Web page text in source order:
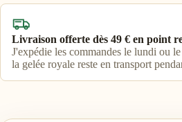
Livraison offerte dès 49 € en point
J'expédie les commandes le lundi ou
la gelée royale reste en transport